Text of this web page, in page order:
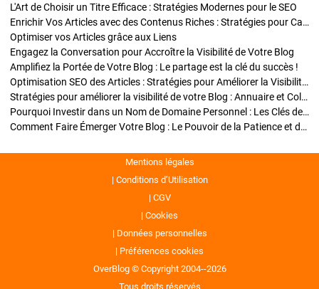
L'Art de Choisir un Titre Efficace : Stratégies Modernes pour le SEO
Enrichir Vos Articles avec des Contenus Riches : Stratégies pour Captiver et Optimiser
Optimiser vos Articles grâce aux Liens
Engagez la Conversation pour Accroître la Visibilité de Votre Blog
Amplifiez la Portée de Votre Blog : Le partage est la clé du succès !
Optimisation SEO des Articles : Stratégies pour Améliorer la Visibilité de Votre Blog
Stratégies pour améliorer la visibilité de votre Blog : Annuaire et Collaborations
Pourquoi Investir dans un Nom de Domaine Personnel : Les Clés de la Réussite de Votre Blog
Comment Faire Émerger Votre Blog : Le Pouvoir de la Patience et de la Persévérance
Mentions légales
Conditions d’Utilisation
CGV
Cookies
Données personnelles
Préférences cookies
OverBlog © Copyright 2004--2026
Tous droits réservés